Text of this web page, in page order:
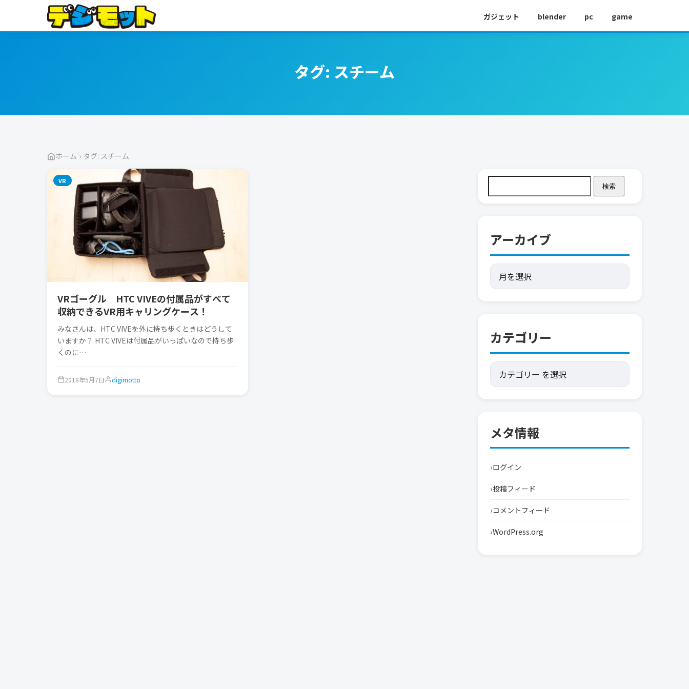
ガジェット blender pc game
タグ: スチーム
ホーム › タグ: スチーム
VR
VRゴーグル HTC VIVEの付属品がすべて
収納できるVR用キャリングケース！
みなさんは、HTC VIVEを外に持ち歩くときはどうして
いますか？ HTC VIVEは付属品がいっぱいなので持ち歩
くのに…
2018年5月7日 digimotto
検索
アーカイブ
カテゴリー
メタ情報
ログイン
投稿フィード
コメントフィード
WordPress.org